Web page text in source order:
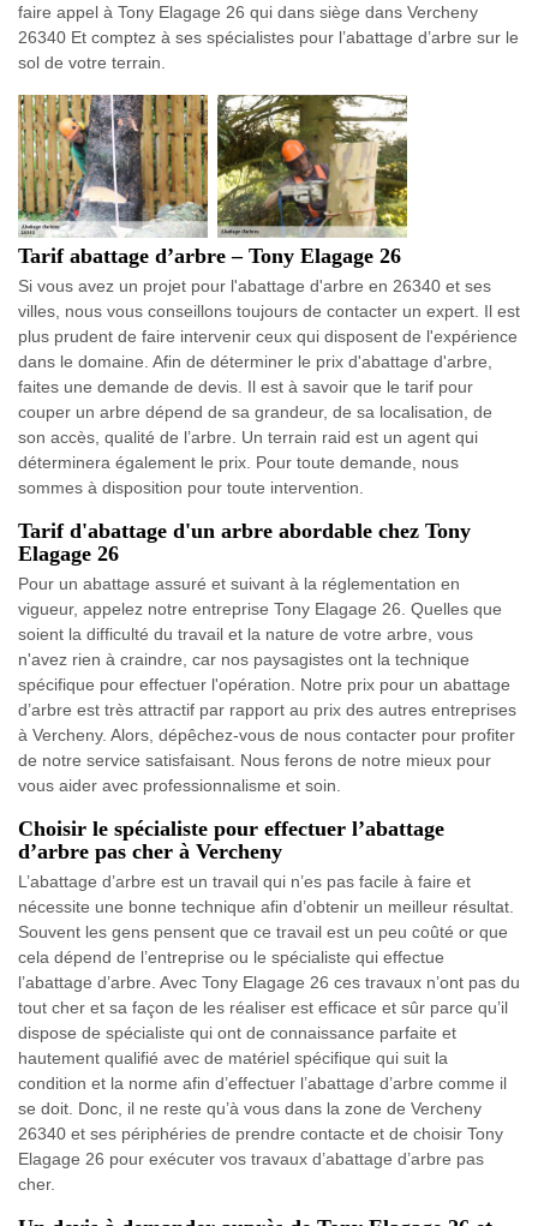
faire appel à Tony Elagage 26 qui dans siège dans Vercheny
26340 Et comptez à ses spécialistes pour l’abattage d’arbre sur le
sol de votre terrain.
Tarif abattage d’arbre – Tony Elagage 26
Si vous avez un projet pour l'abattage d'arbre en 26340 et ses
villes, nous vous conseillons toujours de contacter un expert. Il est
plus prudent de faire intervenir ceux qui disposent de l'expérience
dans le domaine. Afin de déterminer le prix d'abattage d'arbre,
faites une demande de devis. Il est à savoir que le tarif pour
couper un arbre dépend de sa grandeur, de sa localisation, de
son accès, qualité de l’arbre. Un terrain raid est un agent qui
déterminera également le prix. Pour toute demande, nous
sommes à disposition pour toute intervention.
Tarif d'abattage d'un arbre abordable chez Tony
Elagage 26
Pour un abattage assuré et suivant à la réglementation en
vigueur, appelez notre entreprise Tony Elagage 26. Quelles que
soient la difficulté du travail et la nature de votre arbre, vous
n'avez rien à craindre, car nos paysagistes ont la technique
spécifique pour effectuer l'opération. Notre prix pour un abattage
d’arbre est très attractif par rapport au prix des autres entreprises
à Vercheny. Alors, dépêchez-vous de nous contacter pour profiter
de notre service satisfaisant. Nous ferons de notre mieux pour
vous aider avec professionnalisme et soin.
Choisir le spécialiste pour effectuer l’abattage
d’arbre pas cher à Vercheny
L’abattage d’arbre est un travail qui n’es pas facile à faire et
nécessite une bonne technique afin d’obtenir un meilleur résultat.
Souvent les gens pensent que ce travail est un peu coûté or que
cela dépend de l’entreprise ou le spécialiste qui effectue
l’abattage d’arbre. Avec Tony Elagage 26 ces travaux n’ont pas du
tout cher et sa façon de les réaliser est efficace et sûr parce qu’il
dispose de spécialiste qui ont de connaissance parfaite et
hautement qualifié avec de matériel spécifique qui suit la
condition et la norme afin d’effectuer l’abattage d’arbre comme il
se doit. Donc, il ne reste qu’à vous dans la zone de Vercheny
26340 et ses périphéries de prendre contacte et de choisir Tony
Elagage 26 pour exécuter vos travaux d’abattage d’arbre pas
cher.